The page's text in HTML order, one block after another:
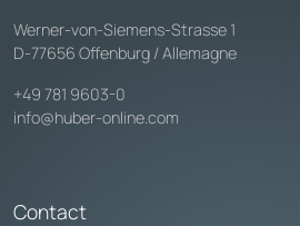
Werner-von-Siemens-Strasse 1
D-77656 Offenburg / Allemagne
+49 781 9603-0
info@huber-online.com
Contact